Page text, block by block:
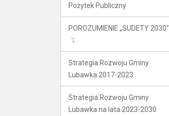
Pożytek Publiczny
POROZUMIENIE „SUDETY 2030”
Strategia Rozwoju Gminy
Lubawka 2017-2023
Strategia Rozwoju Gminy
Lubawka na lata 2023-2030